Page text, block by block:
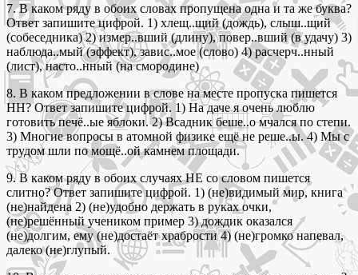
7. В каком ряду в обоих словах пропущена одна и та же буква?
Ответ запишите цифрой. 1) хлещ..щий (дождь), слыш..щий
(собеседника) 2) измер..вший (длину), повер..вший (в удачу) 3)
наблюда..мый (эффект), завис..мое (слово) 4) расчерч..нный
(лист), насто..нный (на смородине)
8. В каком предложении в слове на месте пропуска пишется
НН? Ответ запишите цифрой. 1) На даче я очень люблю
готовить печё..ые яблоки. 2) Всадник беше..о мчался по степи.
3) Многие вопросы в атомной физике ещё не реше..ы. 4) Мы с
трудом шли по мощё..ой камнем площади.
9. В каком ряду в обоих случаях НЕ со словом пишется
слитно? Ответ запишите цифрой. 1) (не)видимый мир, книга
(не)найдена 2) (не)удобно держать в руках очки,
(не)решённый учеником пример 3) дождик оказался
(не)долгим, ему (не)достаёт храбрости 4) (не)громко напевал,
далеко (не)глупый.